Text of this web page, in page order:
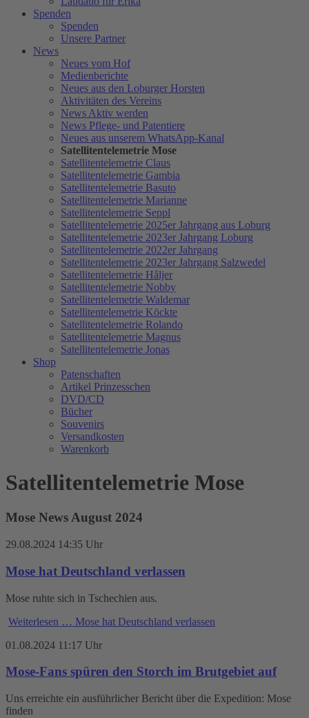
Spenden
Spenden
Unsere Partner
News
Neues vom Hof
Medienberichte
Neues aus den Loburger Horsten
Aktivitäten des Vereins
News Aktiv werden
News Pflege- und Patentiere
Neues aus unserem WhatsApp-Kanal
Satellitentelemetrie Mose
Satellitentelemetrie Claus
Satellitentelemetrie Gambia
Satellitentelemetrie Basuto
Satellitentelemetrie Marianne
Satellitentelemetrie Seppl
Satellitentelemetrie 2025er Jahrgang aus Loburg
Satellitentelemetrie 2023er Jahrgang Loburg
Satellitentelemetrie 2022er Jahrgang
Satellitentelemetrie 2023er Jahrgang Salzwedel
Satellitentelemetrie Håljer
Satellitentelemetrie Nobby
Satellitentelemetrie Waldemar
Satellitentelemetrie Köckte
Satellitentelemetrie Rolando
Satellitentelemetrie Magnus
Satellitentelemetrie Jonas
Shop
Patenschaften
Artikel Prinzesschen
DVD/CD
Bücher
Souvenirs
Versandkosten
Warenkorb
Satellitentelemetrie Mose
Mose News August 2024
29.08.2024 14:35 Uhr
Mose hat Deutschland verlassen
Mose ruhte sich in Tschechien aus.
Weiterlesen … Mose hat Deutschland verlassen
01.08.2024 11:17 Uhr
Mose-Fans spüren den Storch im Brutgebiet auf
Uns erreichte ein ausführlicher Bericht über die Expedition: Mose
finden